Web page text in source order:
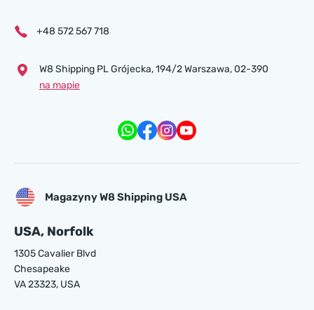
+48 572 567 718
W8 Shipping PL Grójecka , 194/2 Warszawa, 02-390
na mapie
Magazyny W8 Shipping USA
USA, Norfolk
1305 Cavalier Blvd
Chesapeake
VA 23323, USA